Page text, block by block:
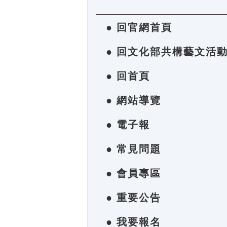
● 回官網首頁
● 回文化部共構藝文活
● 回首頁
● 網站導覽
● 電子報
● 常見問題
● 會員專區
● 重要公告
● 我要報名